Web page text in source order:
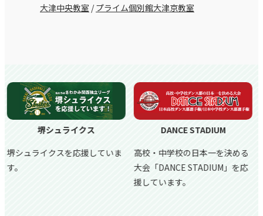
大津中央教室 /プライム個別館大津京教室
DANCE STADIUM
高校・中学校の日本一を決める
大会「DANCE STADIUM」を応
アップ学習会はセレッソ大阪の
セレッソ大阪サッカースクー
ル、セレッソ大阪堺レディース